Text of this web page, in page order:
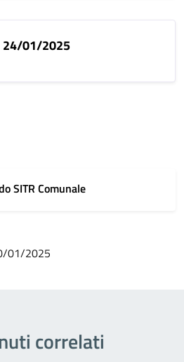
24/01/2025
SITR Comunale
01/2025
correlati